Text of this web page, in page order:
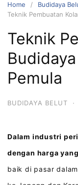
Home
Budidaya
Teknik Pembuatan
Teknik
Pemula
BUDIDAYA BELUT ·
Dalam industri
dengan harga
baik di pasar